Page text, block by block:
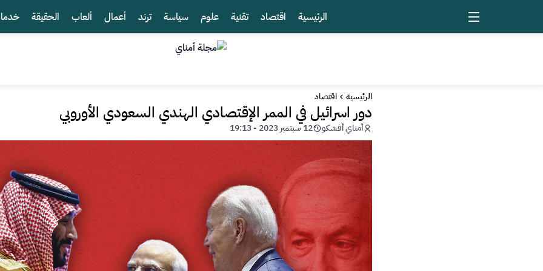
الرئيسية اقتصاد تقنية علوم سياسة ترند أعمال ألعاب الحقيقة
الرئيسية اقتصاد
دور اسرائيل في الممر الإقتصادي الهندي السعودي الأوروبي
أمناي أفشكو 12 سبتمبر 2023 - 19:13